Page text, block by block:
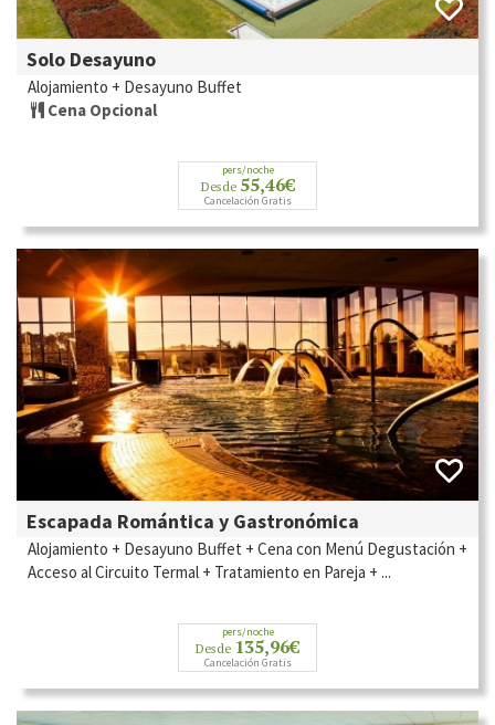
Solo Desayuno
Alojamiento + Desayuno Buffet
Cena Opcional
pers/noche
Desde 55,46€
Cancelación Gratis
Escapada Romántica y Gastronómica
Alojamiento + Desayuno Buffet + Cena con Menú Degustación +
Acceso al Circuito Termal + Tratamiento en Pareja + ...
pers/noche
Desde 135,96€
Cancelación Gratis